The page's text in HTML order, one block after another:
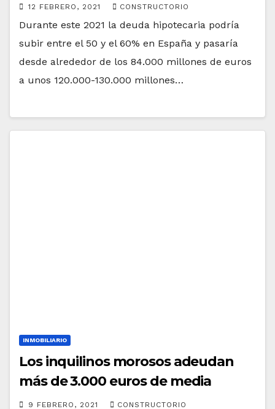
12 FEBRERO, 2021 CONSTRUCTORIO
Durante este 2021 la deuda hipotecaria podría
subir entre el 50 y el 60% en España y pasaría
desde alrededor de los 84.000 millones de euros
a unos 120.000-130.000 millones…
INMOBILIARIO
Los inquilinos morosos adeudan
más de 3.000 euros de media
9 FEBRERO, 2021 CONSTRUCTORIO